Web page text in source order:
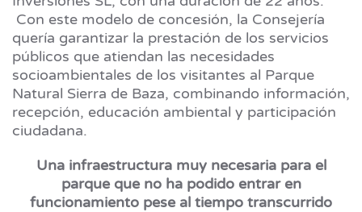
Con este modelo de concesión, la Consejería
quería garantizar la prestación de los servicios
públicos que atiendan las necesidades
socioambientales de los visitantes al Parque
Natural Sierra de Baza, combinando información,
recepción, educación ambiental y participación
ciudadana.
Una infraestructura muy necesaria para el
parque que no ha podido entrar en
funcionamiento pese al tiempo transcurrido